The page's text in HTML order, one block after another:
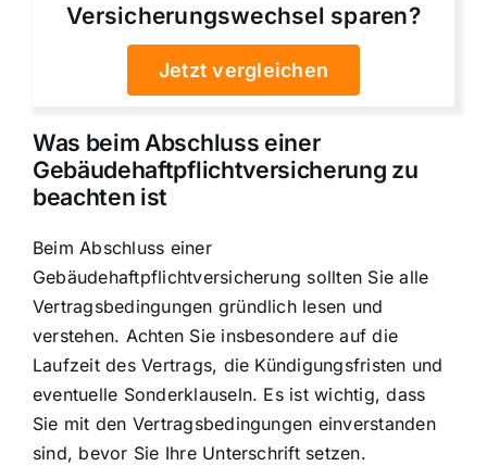
Versicherungswechsel sparen?
Jetzt vergleichen
Was beim Abschluss einer
Gebäudehaftpflichtversicherung zu
beachten ist
Beim Abschluss einer
Gebäudehaftpflichtversicherung sollten Sie alle
Vertragsbedingungen gründlich lesen und
verstehen. Achten Sie insbesondere auf die
Laufzeit des Vertrags, die Kündigungsfristen und
eventuelle Sonderklauseln. Es ist wichtig, dass
Sie mit den Vertragsbedingungen einverstanden
sind, bevor Sie Ihre Unterschrift setzen.